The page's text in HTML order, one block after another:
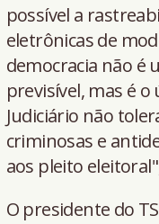
possível a
eletrônicas de
democracia não é
previsível, mas é
Judiciário não
criminosas e
aos pleito
O presidente do